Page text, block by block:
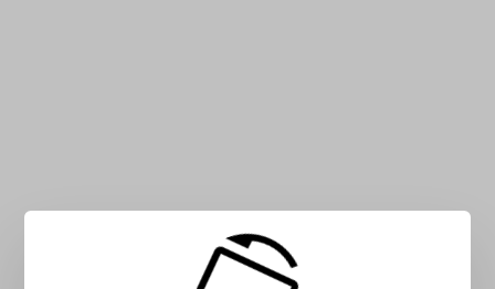
Type Icelandic characters into the box: